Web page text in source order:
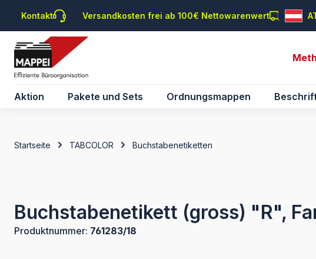
Hauptinhalt springen
Zur Suche springen
Zur Hauptnavigation springen
Kontakt Versandkosten frei ab 100€ Nettowarenwert
Aktion Pakete und Sets Ordnungsmappen
Startseite TABCOLOR Buchstabenetiketten
Buchstabenetikett (gross) "R",
Produktnummer: 761283/18